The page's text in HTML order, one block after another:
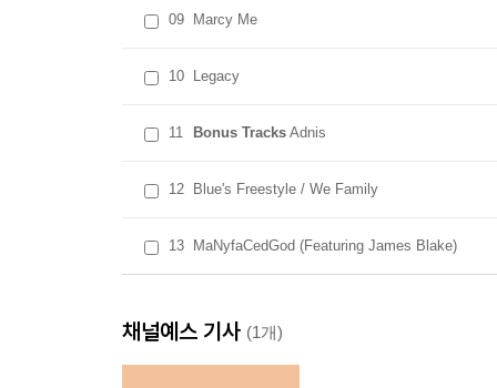
09 Marcy Me
10 Legacy
11 Bonus Tracks Adnis
12 Blue's Freestyle / We Family
13 MaNyfaCedGod (Featuring James Blake)
채널예스 기사 (1개)